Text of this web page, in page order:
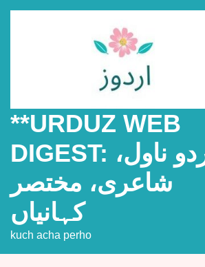
**URDUZ WEB
DIGEST: اردو ناول،
شاعری، مختصر
کہانیاں
kuch acha perho